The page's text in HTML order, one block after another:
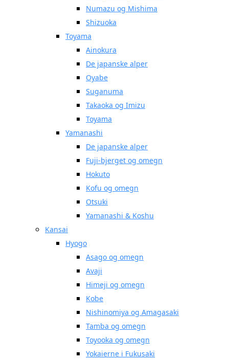
Numazu og Mishima
Shizuoka
Toyama
Ainokura
De japanske alper
Oyabe
Suganuma
Takaoka og Imizu
Toyama
Yamanashi
De japanske alper
Fuji-bjerget og omegn
Hokuto
Kofu og omegn
Otsuki
Yamanashi & Koshu
Kansai
Hyogo
Asago og omegn
Avaji
Himeji og omegn
Kobe
Nishinomiya og Amagasaki
Tamba og omegn
Toyooka og omegn
Yokaierne i Fukusaki